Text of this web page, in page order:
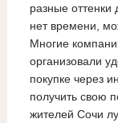
разные оттенки
нет времени,
Многие
организовали
покупке через
получить свою
жителей Сочи